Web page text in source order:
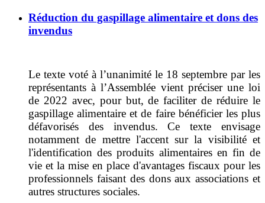
Réduction du gaspillage alimentaire et dons des
invendus
Le texte voté à l’unanimité le 18 septembre par les
représentants à l’Assemblée vient préciser une loi
de 2022 avec, pour but, de faciliter de réduire le
gaspillage alimentaire et de faire bénéficier les plus
défavorisés des invendus. Ce texte envisage
notamment de mettre l'accent sur la visibilité et
l'identification des produits alimentaires en fin de
vie et la mise en place d'avantages fiscaux pour les
professionnels faisant des dons aux associations et
autres structures sociales.